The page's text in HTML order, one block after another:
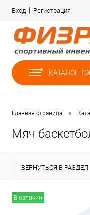
Вход Регистрация
КАТАЛОГ
Главная страница •
Мяч
ВЕРНУТЬСЯ В РАЗДЕЛ
В наличии